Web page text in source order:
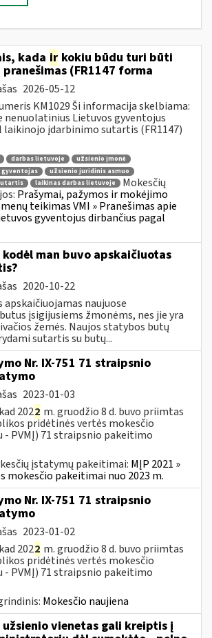
kada ir kokiu būdu turi būti
(FR1147 forma
2026-05-12
KM1029 Ši informacija skelbiama:
nenuolatinius Lietuvos gyventojus
laikinojo įdarbinimo sutartis (FR1147)
darbas lietuvoje
užsienio įmonė
užsienio juridinis asmuo
laikinas darbas lietuvoje
Mokesčių
Prašymai, pažymos ir mokėjimo
teikimas VMI » Pranešimas apie
gyventojus dirbančius pagal
man buvo apskaičiuotas
2020-10-22
naujuose
įsigijusiems žmonėms, nes jie yra
žemės. Naujos statybos butų
sutartis su butų...
Nr. IX-751 71 straipsnio
2023-01-03
2022 m. gruodžio 8 d. buvo priimtas
pridėtinės vertės mokesčio
PVMĮ) 71 straipsnio pakeitimo
įstatymų pakeitimai: MĮP 2021 »
mokesčio pakeitimai nuo 2023 m.
Nr. IX-751 71 straipsnio
2023-01-02
2022 m. gruodžio 8 d. buvo priimtas
pridėtinės vertės mokesčio
PVMĮ) 71 straipsnio pakeitimo
Mokesčio naujiena
vienetas gali kreiptis į